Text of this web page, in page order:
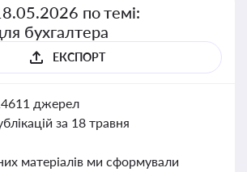
по темі:
бухгалтера
ЕКСПОРТ
джерел
за 18 травня
матеріалів ми сформували